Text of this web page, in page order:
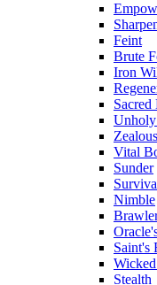
Feint
Brute
Iron
Unholy
Vital
Sunder
Nimble
Saint's
Stealth